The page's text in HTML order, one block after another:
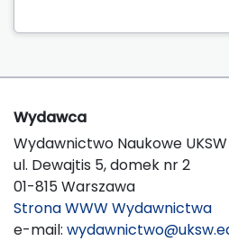
Wydawca
Wydawnictwo Naukowe UKSW
ul. Dewajtis 5, domek nr 2
01-815 Warszawa
Strona WWW Wydawnictwa
e-mail: